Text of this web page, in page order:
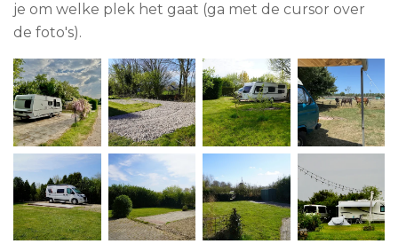
je om welke plek het gaat (ga met de cursor over
de foto's).